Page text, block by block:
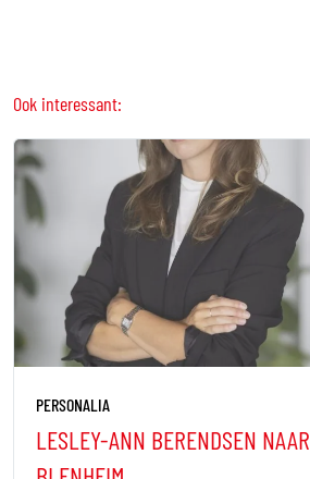
Ook interessant:
PERSONALIA
LESLEY-ANN BERENDSEN NAAR